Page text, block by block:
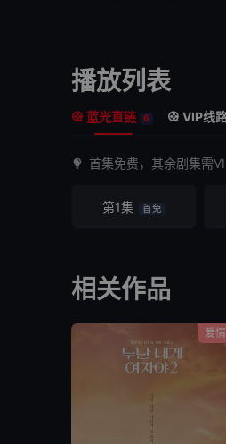
引发期待的最新综艺
播放列表
蓝光直链 6 VIP线
首集免费，其余剧集需
第1集 首免
相关作品
爱情